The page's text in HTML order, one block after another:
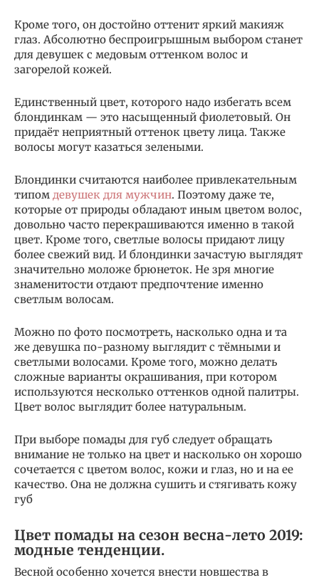
Кроме того, он достойно оттенит яркий макияж
глаз. Абсолютно беспроигрышным выбором станет
для девушек с медовым оттенком волос и
загорелой кожей.
Единственный цвет, которого надо избегать всем
блондинкам — это насыщенный фиолетовый. Он
придаёт неприятный оттенок цвету лица. Также
волосы могут казаться зелеными.
Блондинки считаются наиболее привлекательным
типом девушек для мужчин. Поэтому даже те,
которые от природы обладают иным цветом волос,
довольно часто перекрашиваются именно в такой
цвет. Кроме того, светлые волосы придают лицу
более свежий вид. И блондинки зачастую выглядят
значительно моложе брюнеток. Не зря многие
знаменитости отдают предпочтение именно
светлым волосам.
Можно по фото посмотреть, насколько одна и та
же девушка по-разному выглядит с тёмными и
светлыми волосами. Кроме того, можно делать
сложные варианты окрашивания, при котором
используются несколько оттенков одной палитры.
Цвет волос выглядит более натуральным.
При выборе помады для губ следует обращать
внимание не только на цвет и насколько он хорошо
сочетается с цветом волос, кожи и глаз, но и на ее
качество. Она не должна сушить и стягивать кожу
губ
Цвет помады на сезон весна-лето 2019:
модные тенденции.
Весной особенно хочется внести новшества в